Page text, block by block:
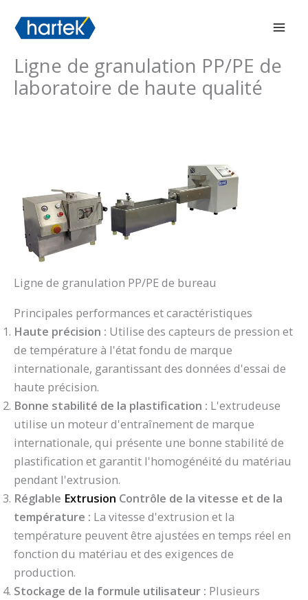
Ligne de granulation PP/PE de
laboratoire de haute qualité
Ligne de granulation PP/PE de bureau
Principales performances et caractéristiques
Haute précision : Utilise des capteurs de pression et
de température à l'état fondu de marque
internationale, garantissant des données d'essai de
haute précision.
Bonne stabilité de la plastification : L'extrudeuse
utilise un moteur d'entraînement de marque
internationale, qui présente une bonne stabilité de
plastification et garantit l'homogénéité du matériau
pendant l'extrusion.
Réglable Extrusion Contrôle de la vitesse et de la
température : La vitesse d'extrusion et la
température peuvent être ajustées en temps réel en
fonction du matériau et des exigences de
production.
Stockage de la formule utilisateur : Plusieurs